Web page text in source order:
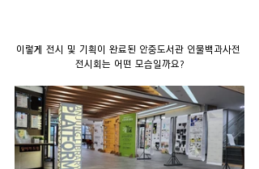
이렇게 전시 및 기획이 완료된 안중도서관 인물백과사전
전시회는 어떤 모습일까요?